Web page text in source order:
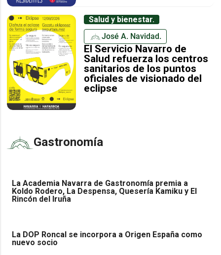
Salud y bienestar.
José A. Navidad.
El Servicio Navarro de
Salud refuerza los centros
sanitarios de los puntos
oficiales de visionado del
eclipse
Gastronomía
La Academia Navarra de Gastronomía premia a
Koldo Rodero, La Despensa, Quesería Kamiku y El
Rincón del Iruña
La DOP Roncal se incorpora a Origen España como
nuevo socio